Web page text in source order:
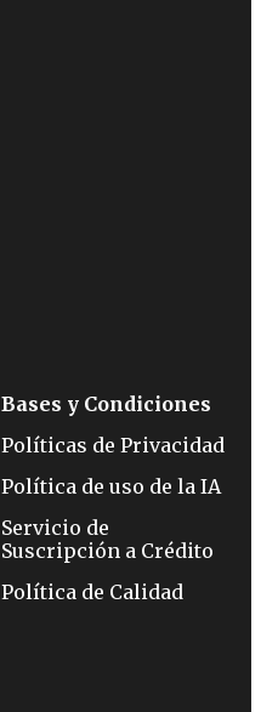
Bases y Condiciones
Políticas de Privacidad
Política de uso de la IA
Servicio de
Suscripción a Crédito
Política de Calidad